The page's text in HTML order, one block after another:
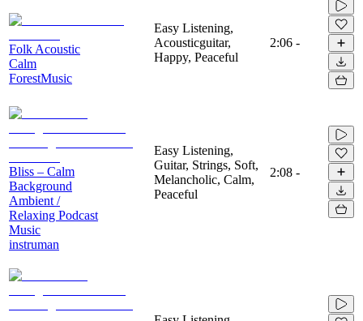
Folk Acoustic
Calm
ForestMusic
Easy Listening,
Acousticguitar,
Happy, Peaceful
2:06 -
Bliss – Calm
Background
Ambient /
Relaxing Podcast
Music
instruman
Easy Listening,
Guitar, Strings, Soft,
Melancholic, Calm,
Peaceful
2:08 -